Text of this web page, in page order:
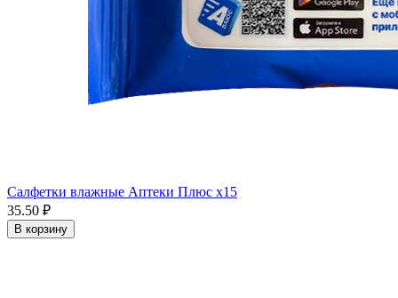
Салфетки влажные Аптеки Плюс x15
35.50 ₽
В корзину